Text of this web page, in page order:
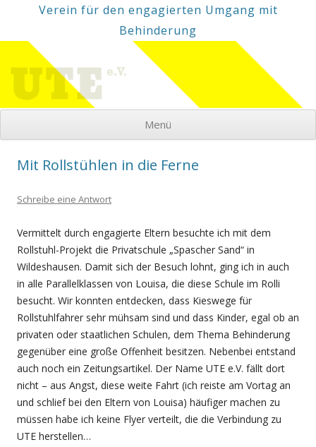
Verein für den engagierten Umgang mit
Behinderung
Menü
Mit Rollstühlen in die Ferne
Schreibe eine Antwort
Vermittelt durch engagierte Eltern besuchte ich mit dem
Rollstuhl-Projekt die Privatschule „Spascher Sand“ in
Wildeshausen. Damit sich der Besuch lohnt, ging ich in auch
in alle Parallelklassen von Louisa, die diese Schule im Rolli
besucht. Wir konnten entdecken, dass Kieswege für
Rollstuhlfahrer sehr mühsam sind und dass Kinder, egal ob an
privaten oder staatlichen Schulen, dem Thema Behinderung
gegenüber eine große Offenheit besitzen. Nebenbei entstand
auch noch ein Zeitungsartikel. Der Name UTE e.V. fällt dort
nicht – aus Angst, diese weite Fahrt (ich reiste am Vortag an
und schlief bei den Eltern von Louisa) häufiger machen zu
müssen habe ich keine Flyer verteilt, die die Verbindung zu
UTE herstellen…